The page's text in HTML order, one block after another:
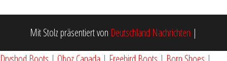
Mit Stolz präsentiert von Deutschland Nachrichten |